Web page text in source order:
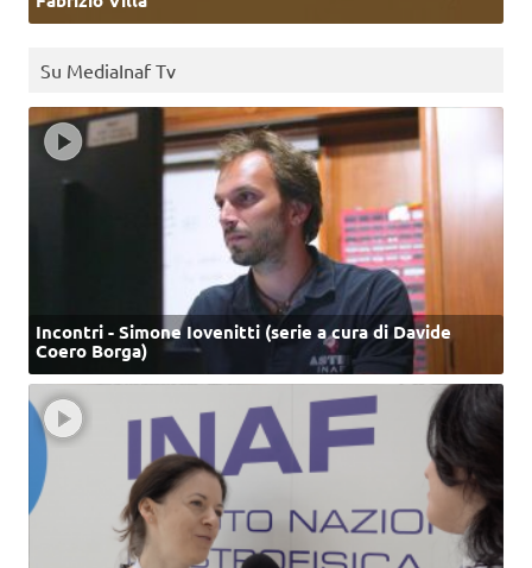
Su MediaInaf Tv
Incontri - Simone Iovenitti (serie a cura di Davide
Coero Borga)